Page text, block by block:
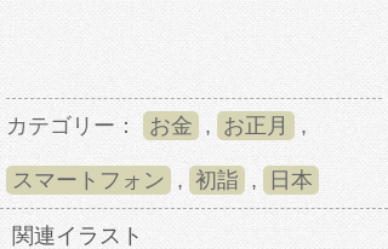
カテゴリー： お金 , お正月 ,
スマートフォン , 初詣 , 日本
関連イラスト